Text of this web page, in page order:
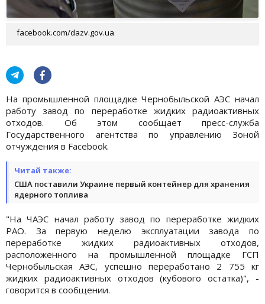
facebook.com/dazv.gov.ua
На промышленной площадке Чернобыльской АЭС начал
работу завод по переработке жидких радиоактивных
отходов. Об этом сообщает пресс-служба
Государственного агентства по управлению Зоной
отчуждения в Facebook.
Читай также:
США поставили Украине первый контейнер для хранения
ядерного топлива
"На ЧАЭС начал работу завод по переработке жидких
РАО. За первую неделю эксплуатации завода по
переработке жидких радиоактивных отходов,
расположенного на промышленной площадке ГСП
Чернобыльская АЭС, успешно переработано 2 755 кг
жидких радиоактивных отходов (кубового остатка)", -
говорится в сообщении.